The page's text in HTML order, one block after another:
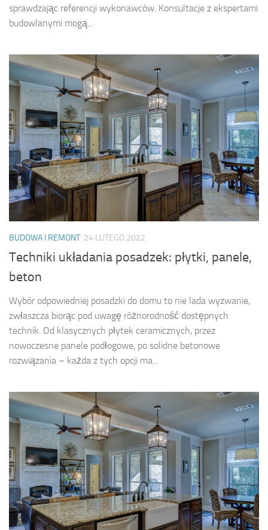
sprawdzając referencji wykonawców. Konsultacje z ekspertami
budowlanymi mogą...
BUDOWA I REMONT 24 LUTEGO 2022
Techniki układania posadzek: płytki, panele,
beton
Wybór odpowiedniej posadzki do domu to nie lada wyzwanie,
zwłaszcza biorąc pod uwagę różnorodność dostępnych
technik. Od klasycznych płytek ceramicznych, przez
nowoczesne panele podłogowe, po solidne betonowe
rozwiązania – każda z tych opcji ma...